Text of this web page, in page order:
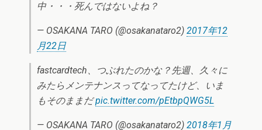
中・・・死んではないよね？
— OSAKANA TARO (@osakanataro2) 2017年12
月22日
fastcardtech、つぶれたのかな？先週、久々に
みたらメンテナンスってなってたけど、いま
もそのままだpic.twitter.com/pEtbpQWG5L
— OSAKANA TARO (@osakanataro2) 2018年1月